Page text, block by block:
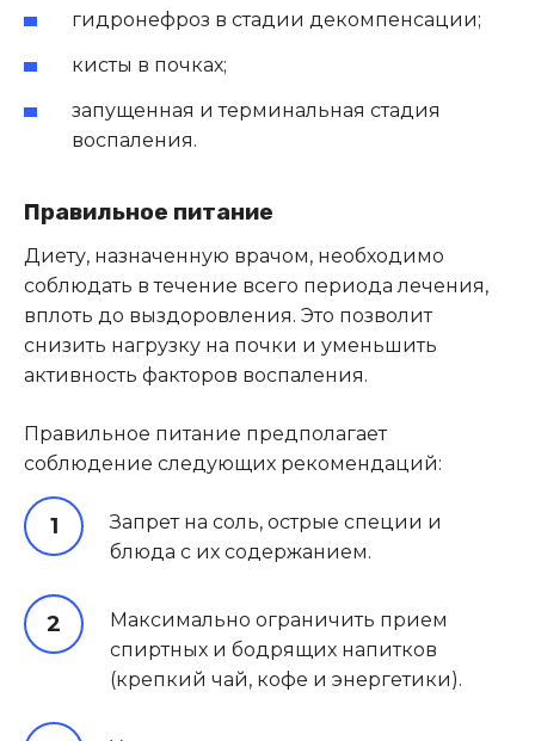
гидронефроз в стадии декомпенсации;
кисты в почках;
запущенная и терминальная стадия
воспаления.
Правильное питание
Диету, назначенную врачом, необходимо
соблюдать в течение всего периода лечения,
вплоть до выздоровления. Это позволит
снизить нагрузку на почки и уменьшить
активность факторов воспаления.
Правильное питание предполагает
соблюдение следующих рекомендаций:
Запрет на соль, острые специи и
блюда с их содержанием.
Максимально ограничить прием
спиртных и бодрящих напитков
(крепкий чай, кофе и энергетики).